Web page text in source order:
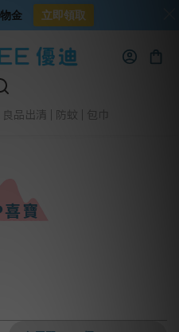
良品出清 防蚊 包巾
寶
金 立即領取